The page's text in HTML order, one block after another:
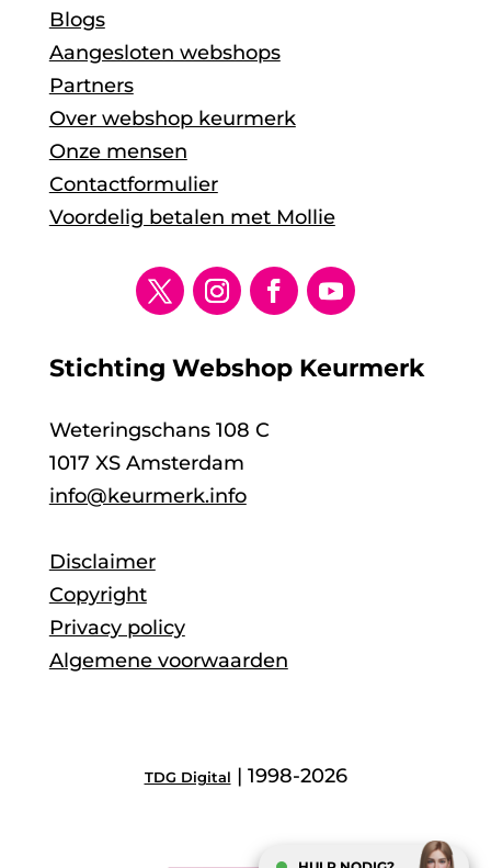
Blogs
Aangesloten webshops
Partners
Over webshop keurmerk
Onze mensen
Contactformulier
Voordelig betalen met Mollie
Stichting Webshop Keurmerk
Weteringschans 108 C
1017 XS Amsterdam
info@keurmerk.info
Disclaimer
Copyright
Privacy policy
Algemene voorwaarden
TDG Digital | 1998-2026